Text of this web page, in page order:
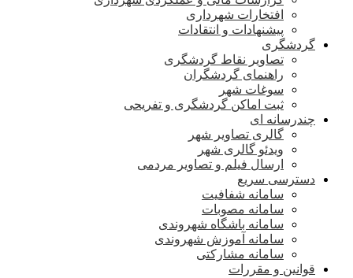
افتخارات شهرداری
پیشنهادات و انتقادات
گردشگری
تصاویر نقاط گردشگری
راهنمای گردشگران
سوغات شهر
ثبت اماکن گردشگری و تفریحی
چندرسانه ای
گالری تصاویر شهر
ویدئو گالری شهر
ارسال فیلم و تصاویر مردمی
دسترسی سریع
سامانه شفافیت
سامانه مصوبات
سامانه باشگاه شهروندی
سامانه آموزش شهروندی
سامانه مشارکتی
قوانین و مقررات